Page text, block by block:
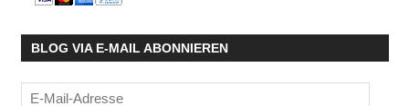
BLOG VIA E-MAIL ABONNIEREN
E-